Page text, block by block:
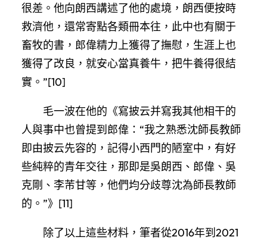
很差。他向朗西講述了他的處境，朗西便按時
救濟他，還常寄點各類冊本往，此中也有關于
畜牧的書，郎偉精力上獲得了撫慰，生涯上也
獲得了改良，就安心當真養牛，把牛養得很結
實。”[10]
毛一波在他的《寫披云并寫我其他相干的
人與事中也曾提到郎偉：“我之熟悉沈師長教師
即由披云先容的，記得小西門的陋室中，有好
些純粹的青年交往，那即是吳朗西、郎偉、吳
克剛、李芾甘等，他們均分歧尊沈為師長教師
的。”》[11]
除了以上這些材料，筆者從2016年到2021